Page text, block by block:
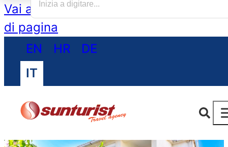
Vai al contenuto principale
di pagina
EN
HR
DE
IT